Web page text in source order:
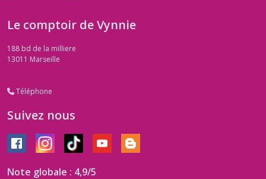
Le comptoir de Vynnie
188 bd de la milliere
13011 Marseille
Téléphone
Suivez nous
Note globale : 4,9/5